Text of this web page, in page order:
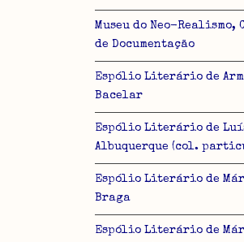
Museu do Neo-Realismo,
de Documentação
Espólio Literário de
Bacelar
Espólio Literário de
Albuquerque (col.
Espólio Literário de
Braga
Espólio Literário de